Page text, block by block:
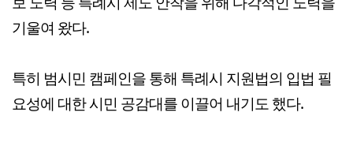
기울여 왔다.
특히 범시민 캠페인을 통해 특례시 지원법의 입법 필
요성에 대한 시민 공감대를 이끌어 내기도 했다.